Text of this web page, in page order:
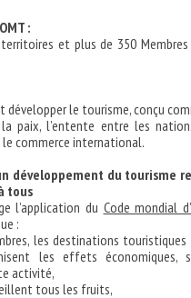
:
et plus de 350
développer le tourisme, conçu
paix, l’entente entre les
commerce international.
développement du tourisme
tous
l’application du Code mondial
:
les destinations
les effets économiques,
activité,
tous les fruits,